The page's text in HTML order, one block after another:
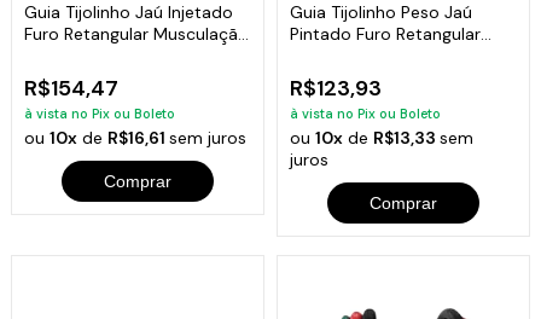
Guia Tijolinho Jaú Injetado
Furo Retangular Musculação
R$154,47
à vista no Pix ou Boleto
ou10x de R$16,61sem juros
Comprar
Guia Tijolinho Peso Jaú
Pintado Furo Retangular
R$123,93
à vista no Pix ou Boleto
ou 10xde R$13,33 sem
juros
Comprar